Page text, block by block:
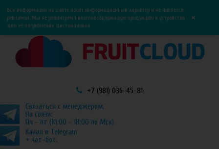
0
Вся информация на сайте носит информационный характер и не является
рекламой. Мы не реализуем никотиносодержащую продукцию и устройства
для её потребления дистанционно.
×
+7 (981) 036-45-81
Связаться с менеджером.
На связи:
Пн - пт (10:00 - 18:00 по Мск)
Канал в Telegram
+ чат-бот.